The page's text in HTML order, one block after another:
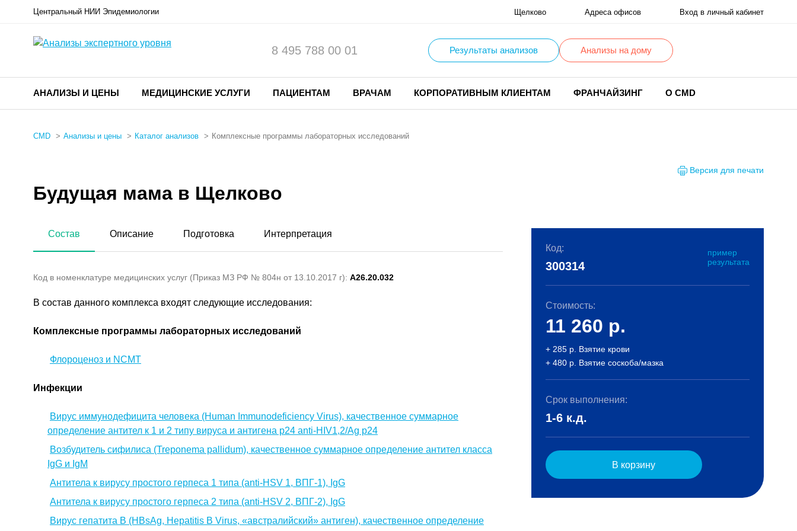
Центральный НИИ Эпидемиологии Щелково Адреса офисов Вход в личный кабинет
8 495 788 00 01 Результаты анализов Анализы на дому
АНАЛИЗЫ И ЦЕНЫ МЕДИЦИНСКИЕ УСЛУГИ ПАЦИЕНТАМ ВРАЧАМ КОРПОРАТИВНЫМ КЛИЕНТАМ ФРАНЧАЙЗИНГ О CMD
CMD Анализы и цены Каталог анализов Комплексные программы лабораторных исследований
Версия для печати
Будущая мама в Щелково
Состав Описание Подготовка Интерпретация
Код в номенклатуре медицинских услуг (Приказ МЗ РФ № 804н от 13.10.2017 г): A26.20.032
В состав данного комплекса входят следующие исследования:
Комплексные программы лабораторных исследований
Флороценоз и NCMT
Инфекции
Вирус иммунодефицита человека (Human Immunodeficiency Virus), качественное суммарное
определение антител к 1 и 2 типу вируса и антигена p24 anti-HIV1,2/Ag p24
Возбудитель сифилиса (Treponema pallidum), качественное суммарное определение антител класса
IgG и IgМ
Антитела к вирусу простого герпеса 1 типа (anti-HSV 1, ВПГ-1), IgG
Антитела к вирусу простого герпеса 2 типа (anti-HSV 2, ВПГ-2), IgG
Вирус гепатита B (HBsAg, Hepatitis B Virus, «австралийский» антиген), качественное определение
Код:
пример
результата
300314
Стоимость:
11 260 р.
+ 285 р. Взятие крови
+ 480 р. Взятие соскоба/мазка
Срок выполнения:
1-6 к.д.
В корзину